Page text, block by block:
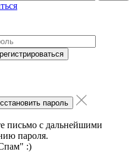
пароль
письмо с дальнейшими
пароля.
:)